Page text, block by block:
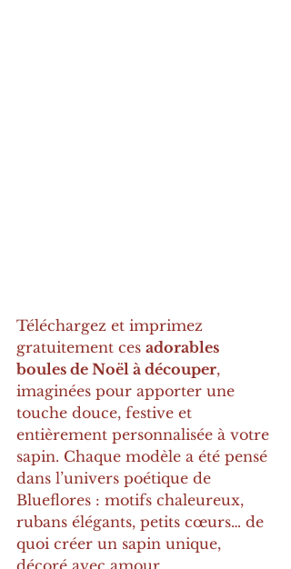
Téléchargez et imprimez
gratuitement ces adorables
boules de Noël à découper,
imaginées pour apporter une
touche douce, festive et
entièrement personnalisée à votre
sapin. Chaque modèle a été pensé
dans l’univers poétique de
Blueflores : motifs chaleureux,
rubans élégants, petits cœurs… de
quoi créer un sapin unique,
décoré avec amour.